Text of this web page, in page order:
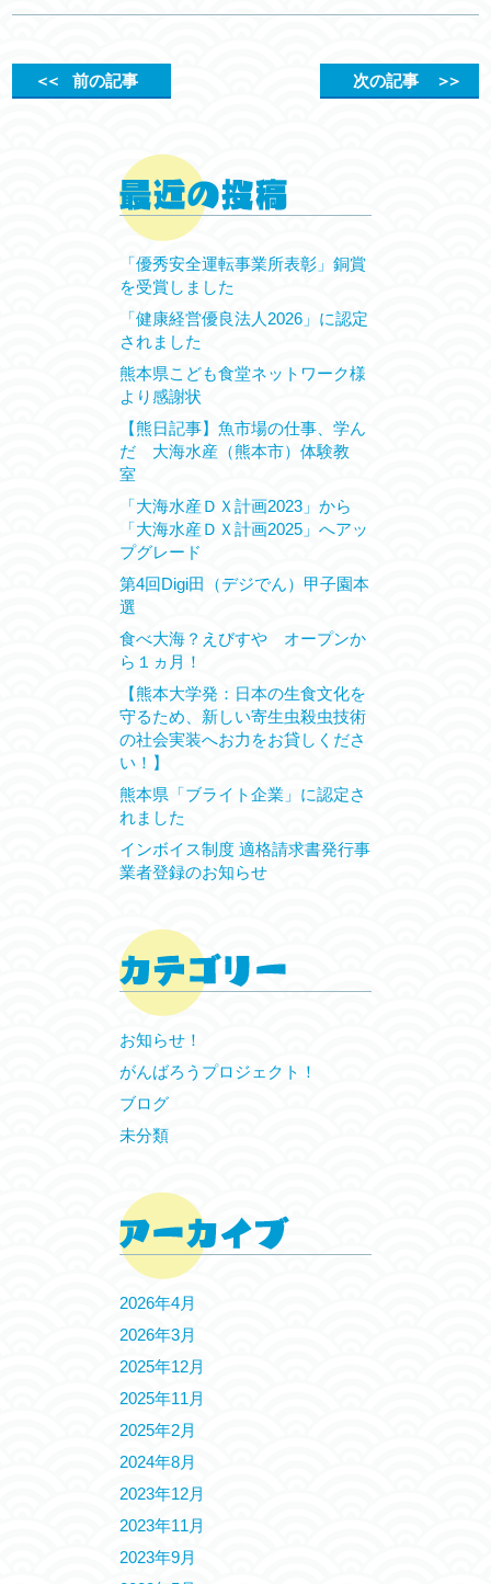
＜＜前の記事 次の記事 ＞＞
「優秀安全運転事業所表彰」銅賞
を受賞しました
「健康経営優良法人2026」に認定
されました
熊本県こども食堂ネットワーク様
より感謝状
【熊日記事】魚市場の仕事、学ん
だ 大海水産（熊本市）体験教
室
「大海水産ＤＸ計画2023」から
「大海水産ＤＸ計画2025」へアッ
プグレード
第4回Digi田（デジでん）甲子園本
選
食べ大海？えびすや オープンか
ら１ヵ月！
【熊本大学発：日本の生食文化を
守るため、新しい寄生虫殺虫技術
の社会実装へお力をお貸しくださ
い！】
熊本県「ブライト企業」に認定さ
れました
インボイス制度 適格請求書発行事
業者登録のお知らせ
お知らせ！
がんばろうプロジェクト！
ブログ
未分類
2026年4月
2026年3月
2025年12月
2025年11月
2025年2月
2024年8月
2023年12月
2023年11月
2023年9月